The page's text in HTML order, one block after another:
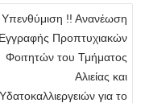
Υπενθύμιση !! Ανανέωση
Εγγραφής Προπτυχιακών
Φοιτητών του Τμήματος
Αλιείας και
Υδατοκαλλιεργειών για το